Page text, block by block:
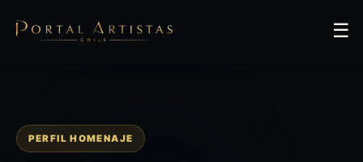
☰
PERFIL HOMENAJE